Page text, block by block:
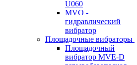
U060
MVO -
гидравлический
вибратор
Площадочные вибраторы
Площадочный
вибратор MVE-D